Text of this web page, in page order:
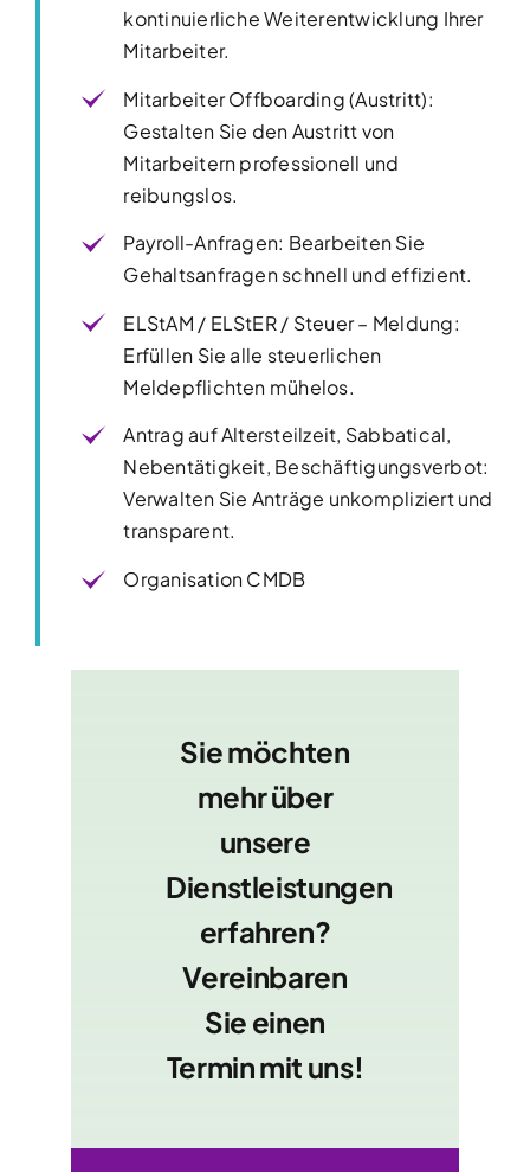
kontinuierliche Weiterentwicklung Ihrer
Mitarbeiter.
Mitarbeiter Offboarding (Austritt):
Gestalten Sie den Austritt von
Mitarbeitern professionell und
reibungslos.
Payroll-Anfragen: Bearbeiten Sie
Gehaltsanfragen schnell und effizient.
ELStAM / ELStER / Steuer – Meldung:
Erfüllen Sie alle steuerlichen
Meldepflichten mühelos.
Antrag auf Altersteilzeit, Sabbatical,
Nebentätigkeit, Beschäftigungsverbot:
Verwalten Sie Anträge unkompliziert und
transparent.
Organisation CMDB
Sie möchten
mehr über
unsere
Dienstleistungen
erfahren?
Vereinbaren
Sie einen
Termin mit uns!